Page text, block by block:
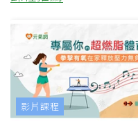
影片課程